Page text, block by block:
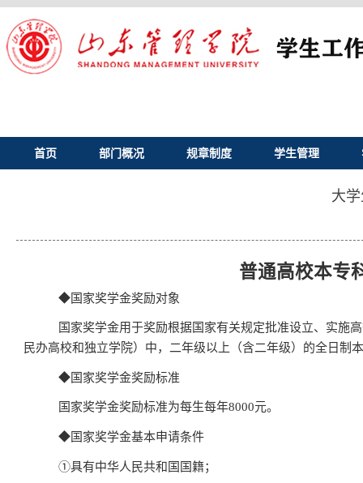
首页 部门概况 规章制度 学生管理
大
普通高校本专
◆国家奖学金奖励对象
国家奖学金用于奖励根据国家有关规定批准设立、实施
民办高校和独立学院）中，二年级以上（含二年级）的全日制
◆国家奖学金奖励标准
国家奖学金奖励标准为每生每年8000元。
◆国家奖学金基本申请条件
①具有中华人民共和国国籍；